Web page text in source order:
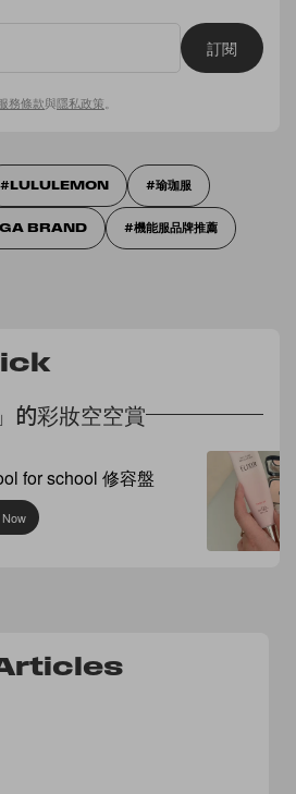
訂閱
務條款與隱私政策
LULULEMON 瑜珈服
BRAND 機能服品牌推薦
的彩妝空空賞
for school 修容盤